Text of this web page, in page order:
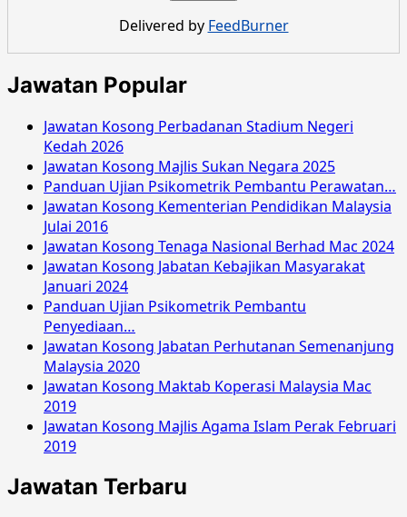
Pilah
Oktober
2016
Delivered by FeedBurner
Jawatan Popular
Jawatan Kosong Perbadanan Stadium Negeri
Kedah 2026
Jawatan Kosong Majlis Sukan Negara 2025
Panduan Ujian Psikometrik Pembantu Perawatan…
Jawatan Kosong Kementerian Pendidikan Malaysia
Julai 2016
Jawatan Kosong Tenaga Nasional Berhad Mac 2024
Jawatan Kosong Jabatan Kebajikan Masyarakat
Januari 2024
Panduan Ujian Psikometrik Pembantu
Penyediaan…
Jawatan Kosong Jabatan Perhutanan Semenanjung
Malaysia 2020
Jawatan Kosong Maktab Koperasi Malaysia Mac
2019
Jawatan Kosong Majlis Agama Islam Perak Februari
2019
Jawatan Terbaru